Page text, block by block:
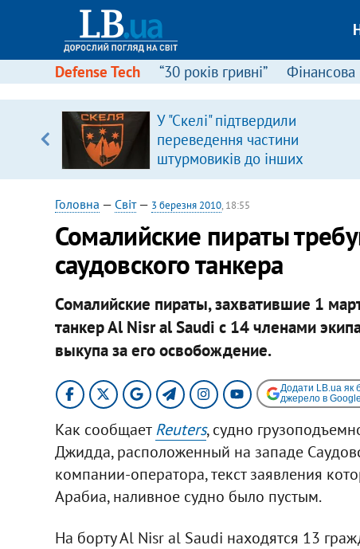
Defense Tech “30 років гривні” Фінансова
У "Скелі" підтвердили
переведення частини
штурмовиків до інших
підрозділів
Головна — Світ— 3 березня 2010, 18:55
Сомалийские пираты
саудовского танкера
Сомалийские пираты, захватившие 1
танкер Аl Nisr al Saudi с 14 членами
выкупа за его освобождение.
Додати LB.ua як
джерело в Google
Как сообщаетReuters, судно
Джидда, расположенный на западе
компании-оператора, текст заявления
Арабиа, наливное судно было пустым.
На борту Аl Nisr al Saudi находятся 13